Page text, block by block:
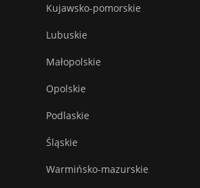
Kujawsko-pomorskie
Lubuskie
Małopolskie
Opolskie
Podlaskie
Śląskie
Warmińsko-mazurskie